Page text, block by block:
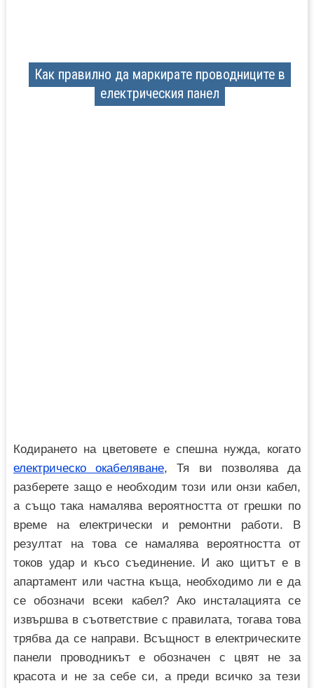
Как правилно да маркирате проводниците в
електрическия панел
Кодирането на цветовете е спешна нужда, когато
електрическо окабеляване, Тя ви позволява да
разберете защо е необходим този или онзи кабел,
а също така намалява вероятността от грешки по
време на електрически и ремонтни работи. В
резултат на това се намалява вероятността от
токов удар и късо съединение. И ако щитът е в
апартамент или частна къща, необходимо ли е да
се обозначи всеки кабел? Ако инсталацията се
извършва в съответствие с правилата, тогава това
трябва да се направи. Всъщност в електрическите
панели проводникът е обозначен с цвят не за
красота и не за себе си, а преди всичко за тези